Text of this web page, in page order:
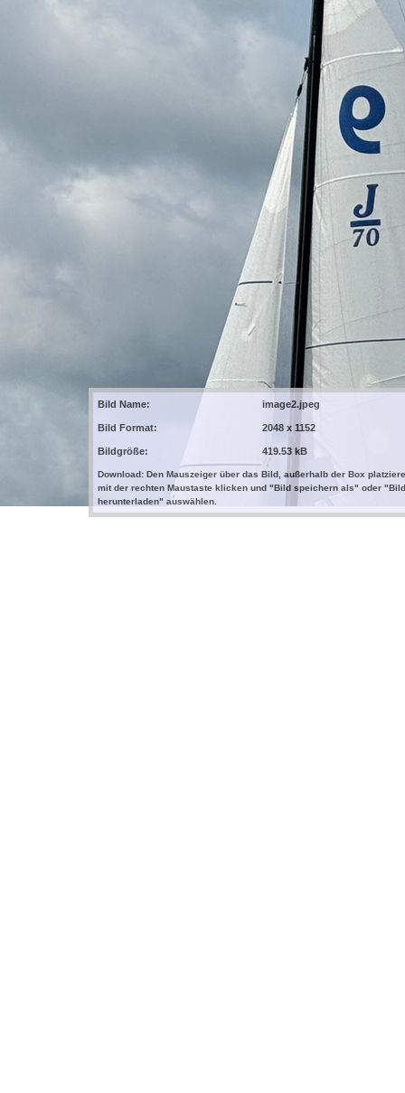
Bild Name: image2.jpeg
Bild Format: 2048 x 1152
Bildgröße: 419.53 kB
Download: Den Mauszeiger über das Bild, außerhalb der Box
mit der rechten Maustaste klicken und "Bild speichern als" oder "Bild
herunterladen" auswählen.